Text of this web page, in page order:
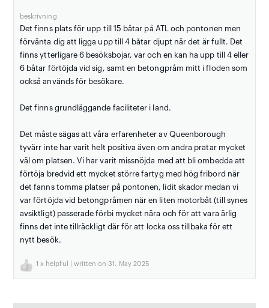
beskrivning
Det finns plats för upp till 15 båtar på ATL och pontonen men
förvänta dig att ligga upp till 4 båtar djupt när det är fullt. Det
finns ytterligare 6 besöksbojar, var och en kan ha upp till 4 eller
6 båtar förtöjda vid sig, samt en betongpråm mitt i floden som
också används för besökare.
Det finns grundläggande faciliteter i land.
Det måste sägas att våra erfarenheter av Queenborough
tyvärr inte har varit helt positiva även om andra pratar mycket
väl om platsen. Vi har varit missnöjda med att bli ombedda att
förtöja bredvid ett mycket större fartyg med hög fribord när
det fanns tomma platser på pontonen, lidit skador medan vi
var förtöjda vid betongpråmen när en liten motorbåt (till synes
avsiktligt) passerade förbi mycket nära och för att vara ärlig
finns det inte tillräckligt där för att locka oss tillbaka för ett
nytt besök.
1 x helpful | written on 31. May 2025